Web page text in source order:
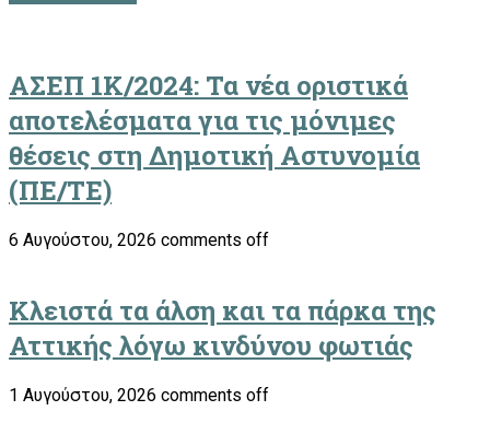
ΑΣΕΠ 1Κ/2024: Τα νέα οριστικά
αποτελέσματα για τις μόνιμες
θέσεις στη Δημοτική Αστυνομία
(ΠΕ/ΤΕ)
6 Αυγούστου, 2026 comments off
Κλειστά τα άλση και τα πάρκα της
Αττικής λόγω κινδύνου φωτιάς
1 Αυγούστου, 2026 comments off